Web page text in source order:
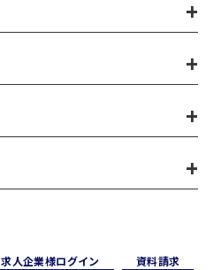
求⼈企業様ログイン
資料請求